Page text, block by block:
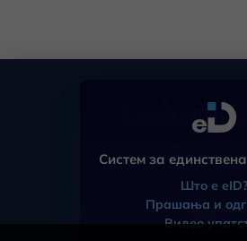
ЧПП
eID
Систем за
Што е eID?
Прашања и
Видео